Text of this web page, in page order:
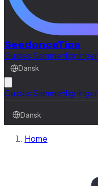
SeedanceTips
Guides Sammenligninger
Dansk
Guides Sammenligninger
Dansk
Home